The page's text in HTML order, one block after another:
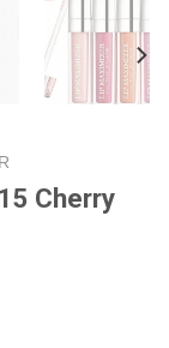
Cherry